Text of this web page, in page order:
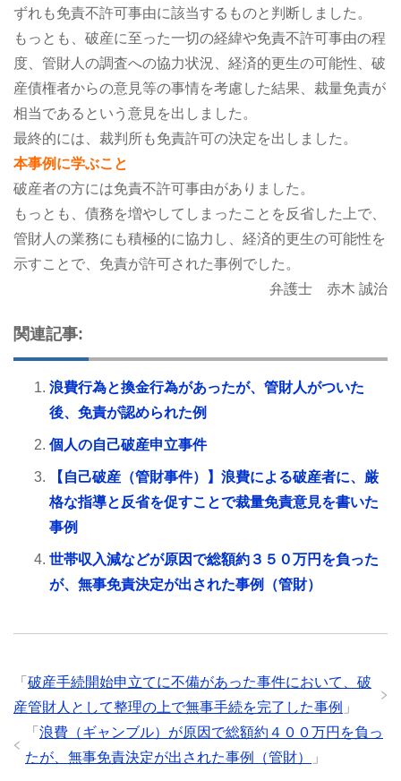
ずれも免責不許可事由に該当するものと判断しました。
もっとも、破産に至った一切の経緯や免責不許可事由の程
度、管財人の調査への協力状況、経済的更生の可能性、破
産債権者からの意見等の事情を考慮した結果、裁量免責が
相当であるという意見を出しました。
最終的には、裁判所も免責許可の決定を出しました。
本事例に学ぶこと
破産者の方には免責不許可事由がありました。
もっとも、債務を増やしてしまったことを反省した上で、
管財人の業務にも積極的に協力し、経済的更生の可能性を
示すことで、免責が許可された事例でした。
弁護士 赤木 誠治
関連記事:
浪費行為と換金行為があったが、管財人がついた
後、免責が認められた例
個人の自己破産申立事件
【自己破産（管財事件）】浪費による破産者に、厳
格な指導と反省を促すことで裁量免責意見を書いた
事例
世帯収入減などが原因で総額約３５０万円を負った
が、無事免責決定が出された事例（管財）
「 破産手続開始申立てに不備があった事件において、破
産管財人として整理の上で無事手続を完了した事例 」
「 浪費（ギャンブル）が原因で総額約４００万円を負っ
たが、無事免責決定が出された事例（管財）
」